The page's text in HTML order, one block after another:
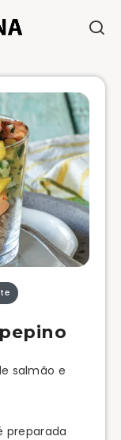
salmão e
preparada